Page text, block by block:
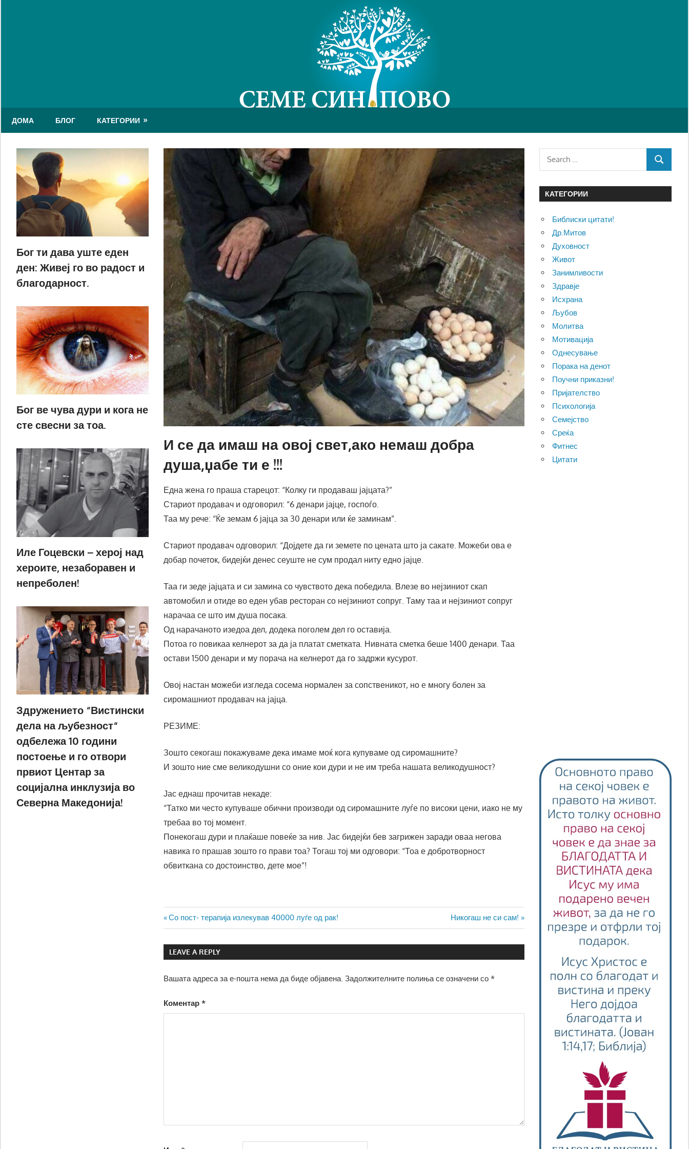
ДОМА БЛОГ КАТЕГОРИИ
И се да имаш на овој свет,ако немаш добра
душа,џабе ти е !!!
Една жена го праша старецот: “Колку ги продаваш јајцата?”
Стариот продавач и одговорил: “6 денари јајце, госпоѓо.
Таа му рече: “Ќе земам6 јајца за 30 денари или ќе заминам”.
Стариот продавач одговорил: “Дојдете да ги земете по цената што ја сакате. Можеби ова е
добар почеток, бидејќи денес сеуште не сум продал ниту едно јајце.
Таа ги зеде јајцата и си замина со чувството дека победила. Влезе во нејзиниот скап
автомобил и отиде во еден убав ресторан со нејзиниот сопруг. Таму таа и нејзиниот сопруг
нарачаа се што им душа посака.
Од нарачаното изедоа дел, додека поголем дел го оставија.
Потоа го повикаа келнерот за да ја платат сметката. Нивната сметка беше 1400 денари. Таа
остави 1500 денари и му порача на келнерот да го задржи кусурот.
Овој настан можеби изгледа сосема нормален за сопственикот, но e многу болен за
сиромашниот продавач на јајца.
РЕЗИМЕ:
Зошто секогаш покажуваме дека имаме моќ кога купуваме од сиромашните?
И зошто ние сме великодушни со оние кои дури и не им треба нашата великодушност?
Јас еднаш прочитав некаде:
“Татко ми често купуваше обични производи од сиромашните луѓе по високи цени, иако не му
требаа во тој момент.
Понекогаш дури и плаќаше повеќе за нив. Јас бидејќи бев загрижен заради оваа негова
навика го прашав зошто го прави тоа? Тогаш тој ми одговори: “Тоа е добротворност
обвиткана со достоинство, дете мое”!
Навигација
на
напис
Previous
Post:
Со пост- терапија излекував 40000 луѓе од рак!
Next
Post:
Никогаш не си сам!
LEAVE A REPLY
Вашата адреса за е-пошта нема да биде објавена. Задолжителните полиња се означени со*
Коментар*
Бог ти дава уште еден
ден: Живеј го во радост и
благодарност.
Бог ве чува дури и кога не
сте свесни за тоа.
Иле Гоцевски – херој над
хероите, незаборавен и
непреболен!
Здружението “Вистински
дела на љубезност“
одбележа 10 години
постоење и го отвори
првиот Центар за
социјална инклузија во
Северна Македонија!
Search
SEARCH
КАТЕГОРИИ
Библиски цитати!
Др.Митов
Духовност
Живот
Занимливости
Здравје
Исхрана
Љубов
Молитва
Мотивација
Однесување
Порака на денот
Поучни приказни!
Пријателство
Психологија
Семејство
Среќа
Фитнес
Цитати